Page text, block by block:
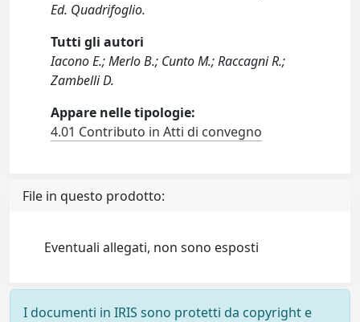
Ed. Quadrifoglio.
Tutti gli autori
Iacono E.; Merlo B.; Cunto M.; Raccagni R.;
Zambelli D.
Appare nelle tipologie:
4.01 Contributo in Atti di convegno
File in questo prodotto:
Eventuali allegati, non sono esposti
I documenti in IRIS sono protetti da copyright e